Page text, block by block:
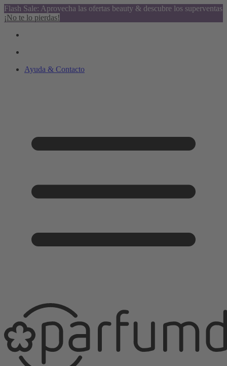
Flash Sale: Aprovecha las ofertas beauty & descubre los superventas
¡No te lo pierdas!
Ayuda & Contacto